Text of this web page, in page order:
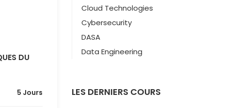
DU
5 Jours
Cloud Technologies
Cybersecurity
DASA
Data Engineering
LES DERNIERS COURS